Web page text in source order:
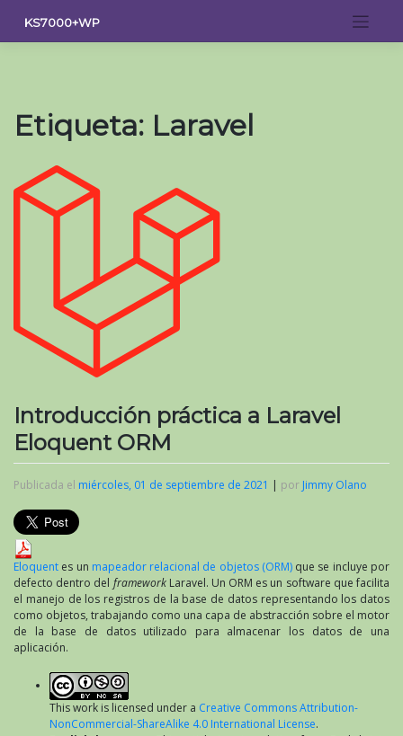
contenido
KS7000+WP
Etiqueta: Laravel
Introducción práctica a Laravel
Eloquent ORM
Publicada el miércoles, 01 de septiembre de 2021 | por Jimmy Olano
Eloquent es un mapeador relacional de objetos (ORM)que se incluye por
defecto dentro del frameworkLaravel. Un ORM es un software que facilita
el manejo de los registros de la base de datos representando los datos
como objetos, trabajando como una capa de abstracción sobre el motor
de la base de datos utilizado para almacenar los datos de una
aplicación.
This work is licensed under a Creative Commons Attribution-
NonCommercial-ShareAlike 4.0 International License.